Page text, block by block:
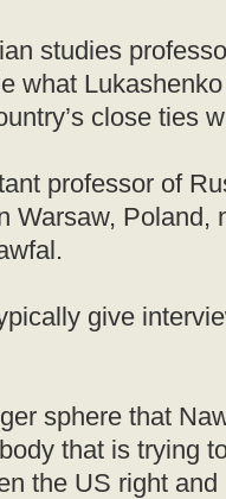
studies
what
close ties
professor of
Warsaw, Poland,
give
sphere that
that is trying
the US right and